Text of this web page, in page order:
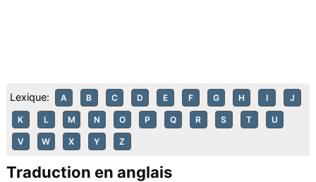
Lexique: A B C D E F G H I J
K L M N O P Q R S T U
V W X Y Z
Traduction en anglais